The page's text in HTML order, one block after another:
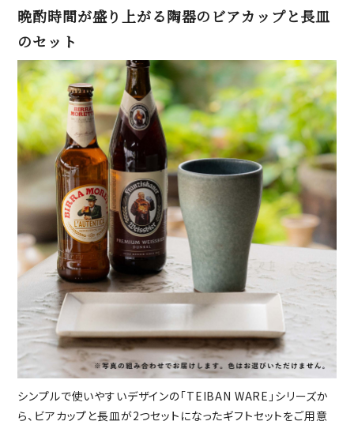
晩酌時間が盛り上がる陶器のビアカップと長皿
のセット
シンプルで使いやすいデザインの「TEIBAN WARE」シリーズか
ら、ビアカップと長皿が2つセットになったギフトセットをご用意